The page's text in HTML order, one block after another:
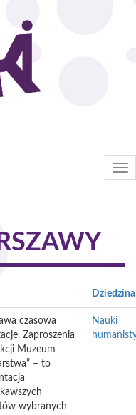
Dziedzina
czasowa
Zaproszenia
Muzeum
– to
wybranych
Nauki